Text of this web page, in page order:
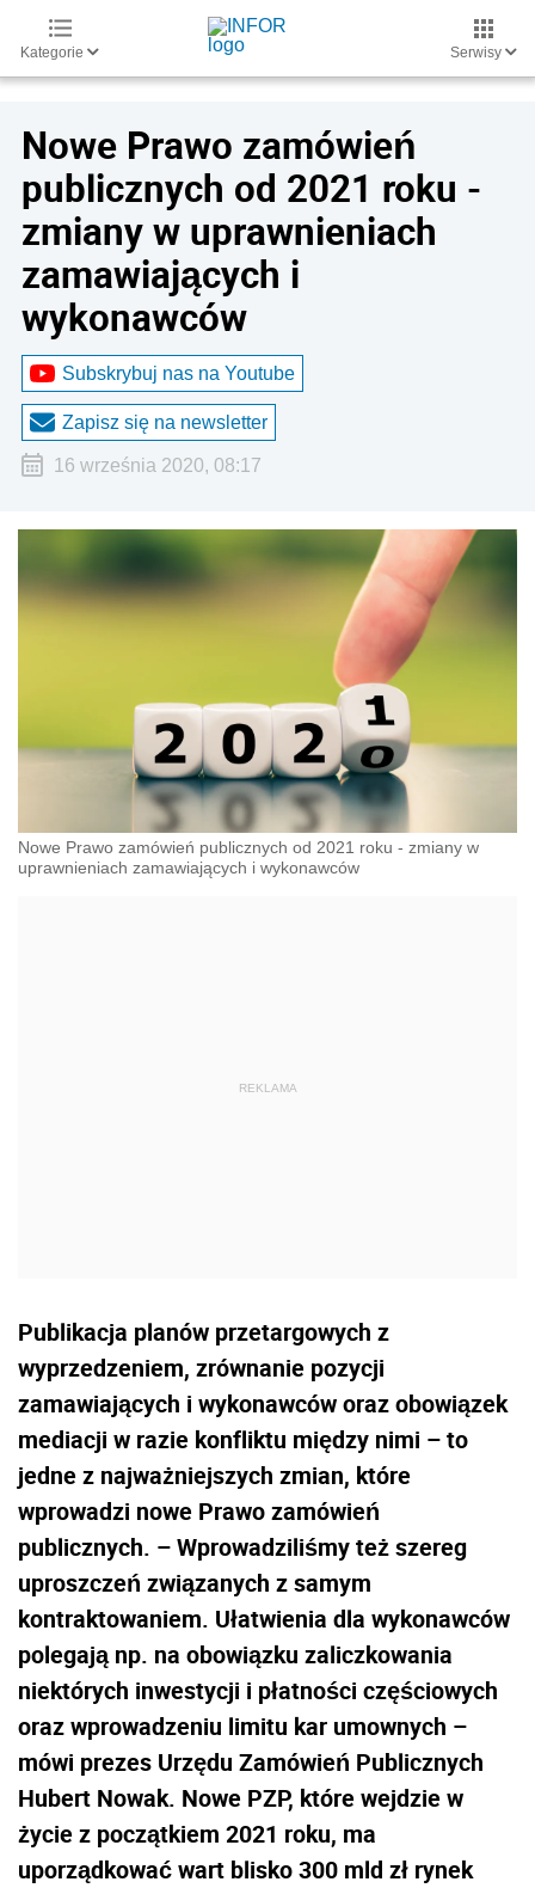
Kategorie Serwisy
Nowe Prawo zamówień
publicznych od 2021 roku -
zmiany w uprawnieniach
zamawiających i
wykonawców
Subskrybuj nas na Youtube
Zapisz się na newsletter
16 września 2020, 08:17
Nowe Prawo zamówień publicznych od 2021 roku - zmiany w
uprawnieniach zamawiających i wykonawców
Publikacja planów przetargowych z
wyprzedzeniem, zrównanie pozycji
zamawiających i wykonawców oraz obowiązek
mediacji w razie konfliktu między nimi – to
jedne z najważniejszych zmian, które
wprowadzi nowe Prawo zamówień
publicznych. – Wprowadziliśmy też szereg
uproszczeń związanych z samym
kontraktowaniem. Ułatwienia dla wykonawców
polegają np. na obowiązku zaliczkowania
niektórych inwestycji i płatności częściowych
oraz wprowadzeniu limitu kar umownych –
mówi prezes Urzędu Zamówień Publicznych
Hubert Nowak. Nowe PZP, które wejdzie w
życie z początkiem 2021 roku, ma
uporządkować wart blisko 300 mld zł rynek